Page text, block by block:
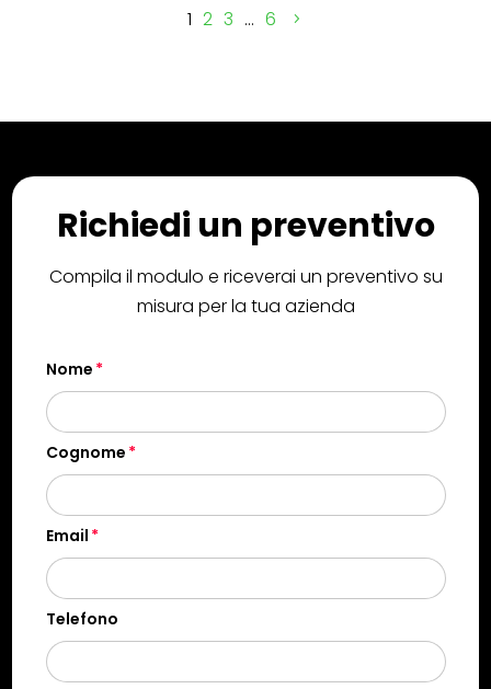
1 2 3 … 6
Richiedi un preventivo
Compila il modulo e riceverai un preventivo su
misura per la tua azienda
Nome
Cognome
Email
Telefono